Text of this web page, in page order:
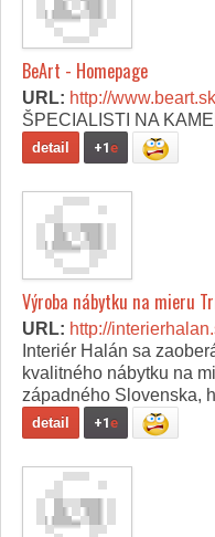
BeArt - Homepage
URL: http://www.beart.sk
ŠPECIALISTI NA
detail +1e
Výroba nábytku na mieru
URL: http://
Interiér Halán sa
kvalitného nábytku na
západného Slovenska,
detail +1e